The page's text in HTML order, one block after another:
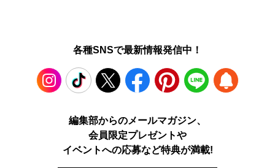
各種SNSで最新情報発信中！
TikTok Facebook Pinterest LINE
編集部からのメールマガジン、
会員限定プレゼントや
イベントへの応募など特典が満載!